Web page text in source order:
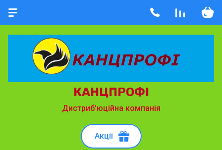
КАНЦПРОФІ
Дистриб'юційна компанія
Акції